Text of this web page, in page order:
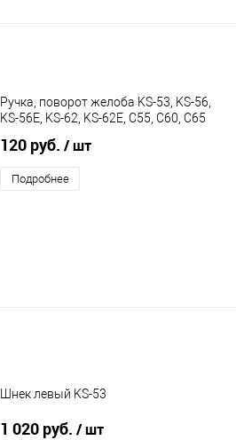
Ручка, поворот желоба KS-53, KS-56,
KS-56E, KS-62, KS-62E, C55, С60, C65
120 руб. / шт
Подробнее
Шнек левый KS-53
1 020 руб. / шт